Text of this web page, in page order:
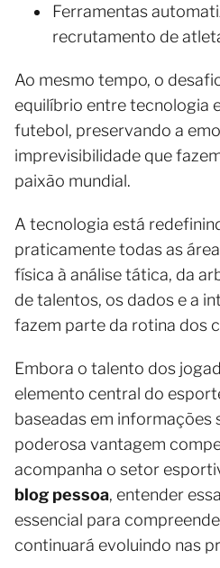
Ferramentas
recrutamento de
Ao mesmo tempo, o
equilíbrio entre tecnologia
futebol, preservando a
imprevisibilidade que
paixão mundial.
A tecnologia está
praticamente todas as
física à análise tática, da
de talentos, os dados e a
fazem parte da rotina dos
Embora o talento dos
elemento central do
baseadas em informações
poderosa vantagem
acompanha o setor
blog pessoa, entender
essencial para
continuará evoluindo nas